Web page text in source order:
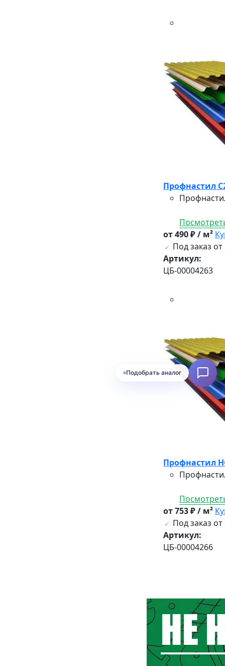
Профнастил
от 490 ₽ / м²
Под заказ от
Артикул:
ЦБ-00004263
Профнастил
от 753 ₽ / м²
Под заказ от
Артикул:
ЦБ-00004266
Подобрать аналог